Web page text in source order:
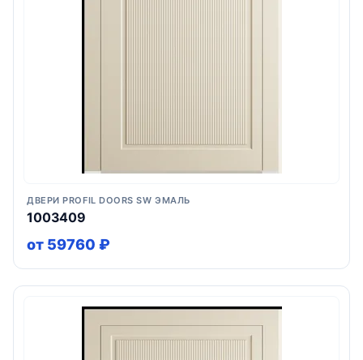
ДВЕРИ PROFIL DOORS SW ЭМАЛЬ
1003409
от 59760 ₽